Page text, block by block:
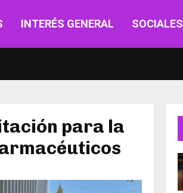
INTERÉS GENERAL SOCIALES
para la